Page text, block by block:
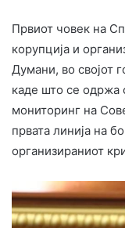
Првиот човек на
корупција и
Думани, во својот
каде што се одржа
мониторинг на
првата линија на
организираниот